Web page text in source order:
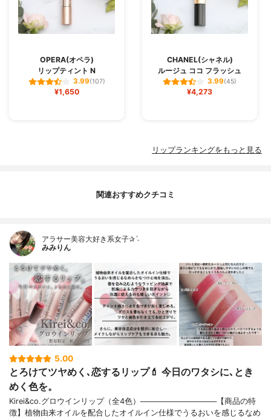
OPERA(オペラ)
リップティント N
3.99(107)
¥1,650
CHANEL(シャネル)
ルージュ ココ フラッシュ
3.99(45)
¥4,273
リップランキングをもっと見る
関連おすすめクチコミ
アラサー美容大好き系女子✰ˊ˗
みみりん
5.00
とろけてツヤめく､恋するリップ💄 今日のワタシに､とき
めく色を。
Kirei&co.グロウインリップ（全4色）──────────────【商品の特
徴】植物由来オイルを配合したオイルイン仕様でうるおいを感じるなめ